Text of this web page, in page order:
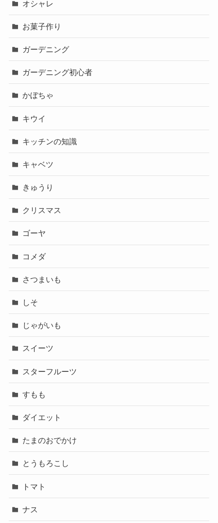
オシャレ
お菓子作り
ガーデニング
ガーデニング初心者
かぼちゃ
キウイ
キッチンの知識
キャベツ
きゅうり
クリスマス
ゴーヤ
コメダ
さつまいも
しそ
じゃがいも
スイーツ
スターフルーツ
すもも
ダイエット
たまのおでかけ
とうもろこし
トマト
ナス